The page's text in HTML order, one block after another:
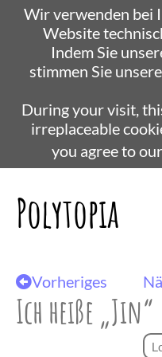
Wir verwenden bei
Website
Indem Sie
stimmen Sie
During your visit,
irreplaceable
you agree to our
Polytopia
Vorheriges
Ich heiße „Jin“